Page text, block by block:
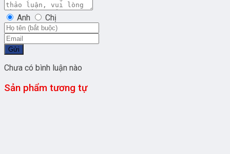
Anh Chị
Gửi
Chưa có bình luận nào
Sản phẩm tương tự